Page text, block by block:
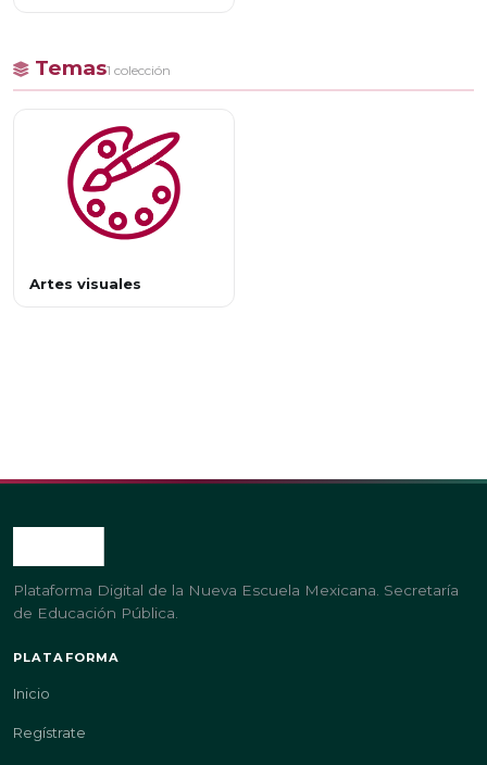
Temas1 colección
Artes visuales
Plataforma Digital de la Nueva Escuela Mexicana. Secretaría
de Educación Pública.
PLATAFORMA
Inicio
Regístrate